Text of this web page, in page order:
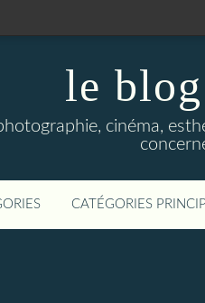
le
cinéma,
CATÉGORIES